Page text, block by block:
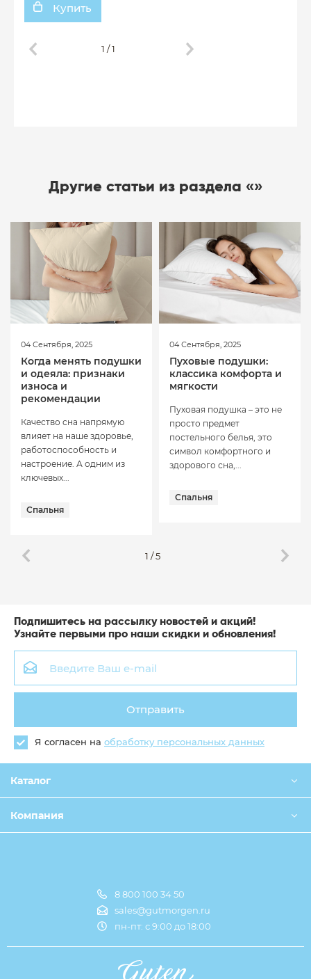
Оплата и доставка
Купить
1 /1
Другие статьи из раздела «»
04 Сентября, 2025
Когда менять подушки
и одеяла: признаки
износа и
рекомендации
Качество сна напрямую
влияет на наше здоровье,
работоспособность и
настроение. А одним из
ключевых...
Спальня
04 Сентября, 2025
Пуховые подушки:
классика комфорта и
мягкости
Пуховая подушка – это не
просто предмет
постельного белья, это
символ комфортного и
здорового сна,...
Спальня
1 /5
Подпишитесь на рассылку новостей и акций!
Узнайте первыми про наши скидки и обновления!
Отправить
Я согласен на обработку персональных данных
Каталог
Компания
8 800 100 34 50
sales@gutmorgen.ru
пн-пт: с 9:00 до 18:00